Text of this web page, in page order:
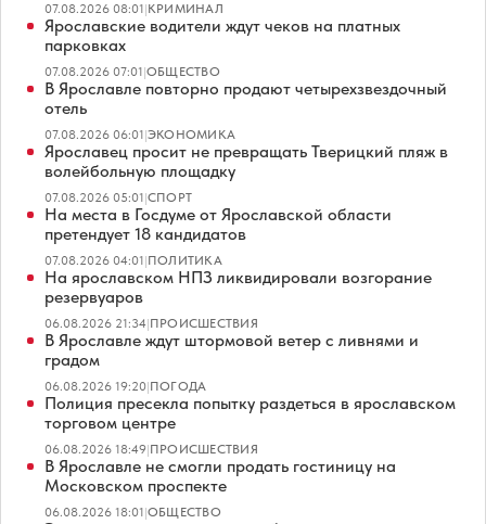
07.08.2026 08:01|КРИМИНАЛ
Ярославские водители ждут чеков на платных
парковках
07.08.2026 07:01|ОБЩЕСТВО
В Ярославле повторно продают четырехзвездочный
отель
07.08.2026 06:01|ЭКОНОМИКА
Ярославец просит не превращать Тверицкий пляж в
волейбольную площадку
07.08.2026 05:01|СПОРТ
На места в Госдуме от Ярославской области
претендует 18 кандидатов
07.08.2026 04:01|ПОЛИТИКА
На ярославском НПЗ ликвидировали возгорание
резервуаров
06.08.2026 21:34|ПРОИСШЕСТВИЯ
В Ярославле ждут штормовой ветер с ливнями и
градом
06.08.2026 19:20|ПОГОДА
Полиция пресекла попытку раздеться в ярославском
торговом центре
06.08.2026 18:49|ПРОИСШЕСТВИЯ
В Ярославле не смогли продать гостиницу на
Московском проспекте
06.08.2026 18:01|ОБЩЕСТВО